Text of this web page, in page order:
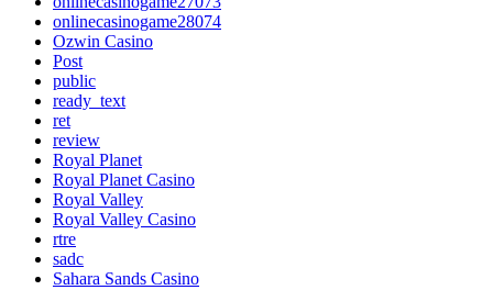
onlinecasinogame28074
Ozwin Casino
Post
public
ready_text
ret
review
Royal Planet
Royal Planet Casino
Royal Valley
Royal Valley Casino
rtre
sadc
Sahara Sands Casino